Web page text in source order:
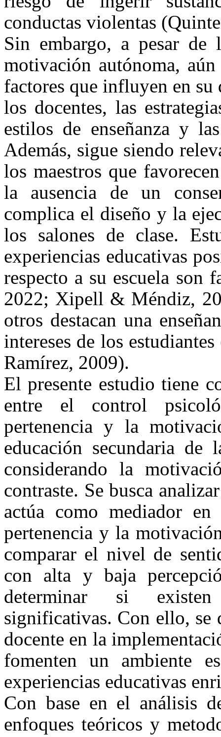
conductas violentas
Sin embargo, a pesar de
motivación autónoma,
factores que influyen en
los docentes, las
estilos de enseñanza y
Además, sigue siendo
los maestros que
la ausencia de un
complica el diseño y la
los salones de clase.
experiencias educativas
respecto a su escuela son
2022; Xipell & Méndiz,
otros destacan una
intereses de los
Ramírez, 2009).
El presente estudio tiene
entre el control
pertenencia y la
educación secundaria de
considerando la
contraste. Se busca
actúa como mediador
pertenencia y la
comparar el nivel de
con alta y baja
determinar si existen
significativas. Con ello, se
docente en la
fomenten un ambiente
experiencias educativas
Con base en el análisis
enfoques teóricos y